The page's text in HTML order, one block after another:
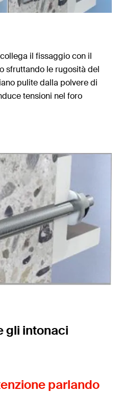
il fissaggio con il
sfruttando le rugosità del
pulite dalla polvere di
tensioni nel foro
gli intonaci
parlando